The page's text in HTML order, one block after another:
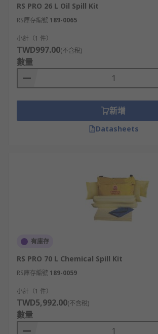
RS PRO 26 L Oil Spill Kit
RS庫存編號 189-0065
小計（1 件）
TWD997.00(不含稅)
數量
新增
Datasheets
有庫存
RS PRO 70 L Chemical Spill Kit
RS庫存編號 189-0059
小計（1 件）
TWD5,992.00(不含稅)
數量